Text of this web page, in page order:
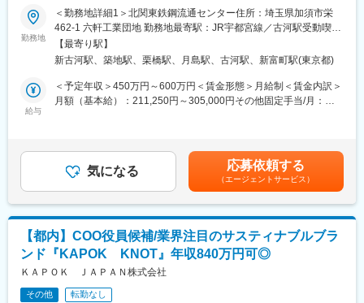
増加予定
▼組織マネジメント
法務室の体制構築、業務フロー改善
法務人材の育成・指導
経営層へのリスク提言および意思決定支援
室長：50代男性（総務部長兼任）
課長：40代男性
少数精鋭のため、経営層や顧問弁護士との距離が近い点が特長で
■働き方
残業少なめ：通常時はほとんど発生せず、大型案件時のみ発生可
能性あり
リモートワーク可：週1回を目安に利用
年休123日／土日祝休
使用される特殊鋼の加工・販売する当社の物流部門にて、品質・
安全管理をお任せします。
■業務内容：
鋼材商社の物流部門（鋼材物流倉庫、切断工場）にて品質管理・
安全管理業務をお任せします。
■倉庫・工場内作業現場の安全管理・品質管理にかかる教育の企
行。
※品質管理 （以下を現場で指導するとともに、自らも業務遂行し
ていただきます）
切断・加工する
■組織構成：組織の人数は16名で、30代～60代 の社員が在籍して
勤務地
＜勤務地詳細1＞北関東鉄鋼流通センター住所：埼玉県加須市栄
462-1 六軒工業団地 勤務地最寄駅：JR宇都宮線／古河駅受動喫煙
対策：屋内全面禁煙＜勤務地詳細2＞本社住所：東京都中央区明石
町8-1 聖路加タワー31F勤務地最寄駅：営団地下鉄日比谷線／築地
める事業所
【最寄り駅】
新古河駅、築地駅、栗橋駅、月島駅、古河駅、新富町駅(東京都)
給与
＜予定年収＞450万円～600万円＜賃金形態＞月給制＜賃金内訳＞
月額（基本給）：211,250円～305,000円その他固定手当/月：
与：年2回(7月、12月)賃金はあくまでも目安の金額であり、選考
を通じて上下する可能性があります。月給(月額)は固定手当を含め
気になる 応募依頼する
（エージェントサービス）
【都内】COO役員候補/業界注目のサスティナブルブラ
ンド『KAPOK KNOT』年収840万円可◎
ＫＡＰＯＫ ＪＡＰＡＮ株式会社
その他 転勤なし